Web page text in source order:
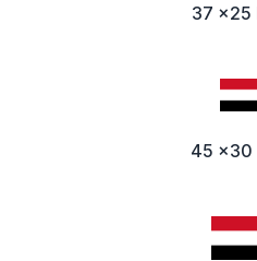
37 x25
45 x30